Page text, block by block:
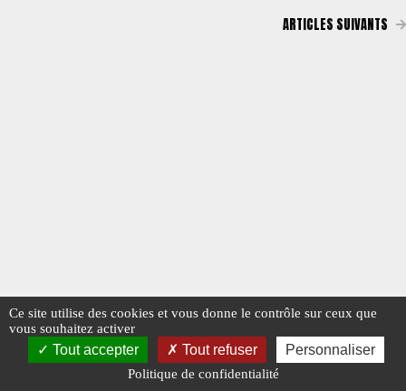
ARTICLES SUIVANTS
Ce site utilise des cookies et vous donne le contrôle sur ceux que
vous souhaitez activer
Tout accepter Tout refuser Personnaliser
Politique de confidentialité